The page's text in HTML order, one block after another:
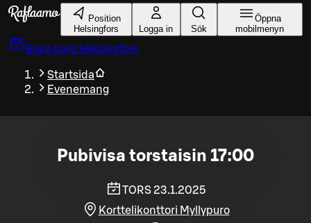
Gå till huvudinnehållet
Position
Helsingfors
Logga in Sök
Öppna
mobilmenyn
Boka bord Helsingfors
Startsida
Evenemang
Pubivisa torstaisin 17:00
TORS 23.1.2025
Korttelikonttori Myllypuro